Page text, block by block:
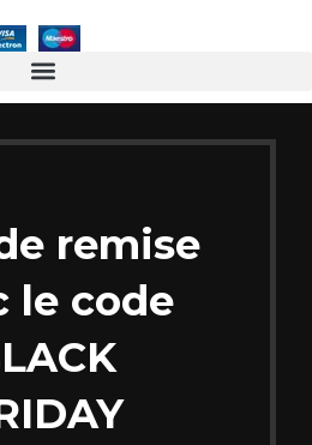
remise
le code